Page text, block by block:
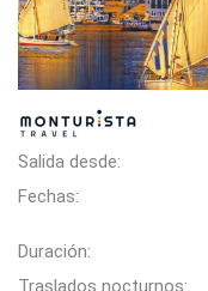
Salida desde:
Fechas:
Duración:
Traslados nocturnos: